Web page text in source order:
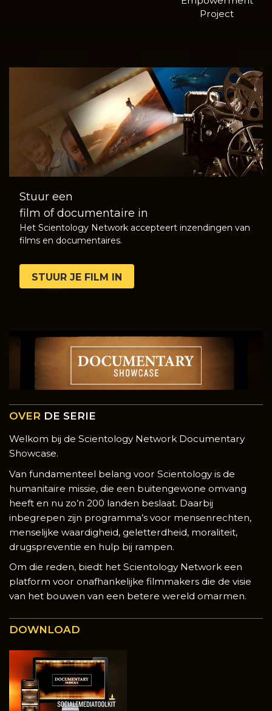
Project
Stuur een
film of documentaire in
Het Scientology Network accepteert inzendingen van
films en documentaires.
STUUR JE FILM IN
OVER DE SERIE
Welkom bij de Scientology Network Documentary
Showcase.
Van fundamenteel belang voor Scientology is de
humanitaire missie, die een buitengewone omvang
heeft en nu zo’n 200 landen beslaat. Daarbij
inbegrepen zijn programma’s voor mensenrechten,
menselijke waardigheid, geletterdheid, moraliteit,
drugspreventie en hulp bij rampen.
Om die reden, biedt het Scientology Network een
platform voor onafhankelijke filmmakers die de visie
van het bouwen van een betere wereld omarmen.
DOWNLOAD